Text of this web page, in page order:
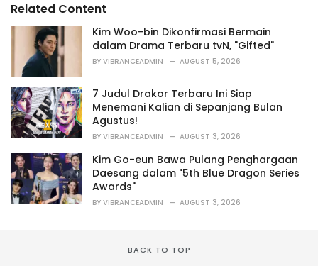
r
i
:Related Content
Kim Woo-bin Dikonfirmasi Bermain
dalam Drama Terbaru tvN, "Gifted"
BY VIBRANCEADMIN AUGUST 5, 2026
7 Judul Drakor Terbaru Ini Siap
Menemani Kalian di Sepanjang Bulan
Agustus!
BY VIBRANCEADMIN AUGUST 3, 2026
Kim Go-eun Bawa Pulang Penghargaan
Daesang dalam "5th Blue Dragon Series
Awards"
BY VIBRANCEADMIN AUGUST 3, 2026
BACK TO TOP